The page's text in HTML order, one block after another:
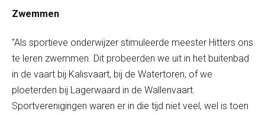
Zwemmen
"Als sportieve onderwijzer stimuleerde meester Hitters ons
te leren zwemmen. Dit probeerden we uit in het buitenbad
in de vaart bij Kalisvaart, bij de Watertoren, of we
ploeterden bij Lagerwaard in de Wallenvaart.
Sportverenigingen waren er in die tijd niet veel, wel is toen